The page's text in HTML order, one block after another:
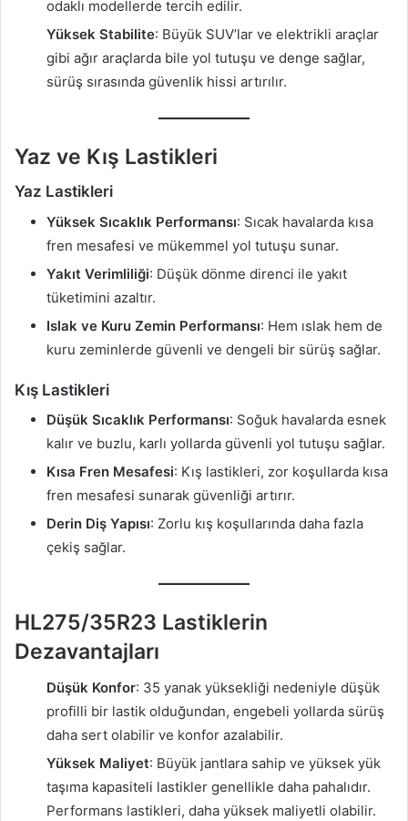
odaklı modellerde tercih edilir.
Yüksek Stabilite: Büyük SUV’lar ve elektrikli araçlar
gibi ağır araçlarda bile yol tutuşu ve denge sağlar,
sürüş sırasında güvenlik hissi artırılır.
Yaz ve Kış Lastikleri
Yaz Lastikleri
Yüksek Sıcaklık Performansı: Sıcak havalarda kısa
fren mesafesi ve mükemmel yol tutuşu sunar.
Yakıt Verimliliği: Düşük dönme direnci ile yakıt
tüketimini azaltır.
Islak ve Kuru Zemin Performansı: Hem ıslak hem de
kuru zeminlerde güvenli ve dengeli bir sürüş sağlar.
Kış Lastikleri
Düşük Sıcaklık Performansı: Soğuk havalarda esnek
kalır ve buzlu, karlı yollarda güvenli yol tutuşu sağlar.
Kısa Fren Mesafesi: Kış lastikleri, zor koşullarda kısa
fren mesafesi sunarak güvenliği artırır.
Derin Diş Yapısı: Zorlu kış koşullarında daha fazla
çekiş sağlar.
HL275/35R23 Lastiklerin
Dezavantajları
Düşük Konfor: 35 yanak yüksekliği nedeniyle düşük
profilli bir lastik olduğundan, engebeli yollarda sürüş
daha sert olabilir ve konfor azalabilir.
Yüksek Maliyet: Büyük jantlara sahip ve yüksek yük
taşıma kapasiteli lastikler genellikle daha pahalıdır.
Performans lastikleri, daha yüksek maliyetli olabilir.